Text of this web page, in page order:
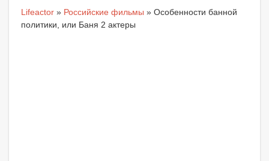
Lifeactor » Российские фильмы » Особенности банной
политики, или Баня 2 актеры